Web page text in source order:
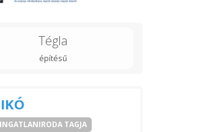
Tégla
építésű
TAGJA